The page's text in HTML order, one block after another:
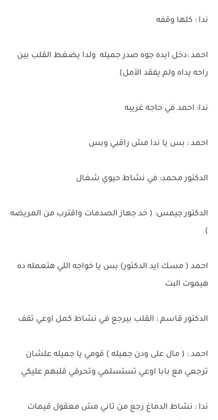
ندا : كلها وقفه
احمد :دخل ايده جوه صدر جميله ولدا يضغط القلب بين
راحه يداه ولم يفقد الأمل)
ندا: احمد في حاجه غريبه
احمد : بس يا ندا مش راقبي وبس
الدكتور محمد: في نشاط حيوي شغال
الدكتور جيمس: ( خد جهاز الصدمات واقترب من المريضه
)
احمد ( مسك ايد الدكتور) بس يا خواجه اللي هتعمله ده
هيموت البت
الدكتور قاسم : القلب بيرجع في نشاط كمل اوعي تقف
احمد : ( مال على ودن جميله ) قومي يا جميله علشان
ترجعي مع بابا اوعي تستسلمي وتحرقي قلبهم عليكي
ندا : نشاط الدماغ رجع من تاني مش معقول قيمات